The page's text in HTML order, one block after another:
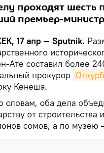
проходят шесть
премьер-
17 апр — Sputnik.
Ате составил более
прокурор
Кенеша.
словам, оба дела
от
сомов, а по музею